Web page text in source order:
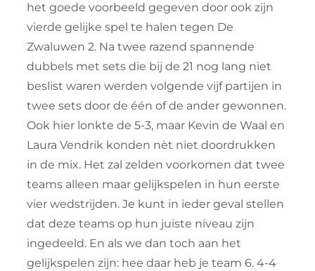
het goede voorbeeld gegeven door ook zijn
vierde gelijke spel te halen tegen De
Zwaluwen 2. Na twee razend spannende
dubbels met sets die bij de 21 nog lang niet
beslist waren werden volgende vijf partijen in
twee sets door de één of de ander gewonnen.
Ook hier lonkte de 5-3, maar Kevin de Waal en
Laura Vendrik konden nèt niet doordrukken
in de mix. Het zal zelden voorkomen dat twee
teams alleen maar gelijkspelen in hun eerste
vier wedstrijden. Je kunt in ieder geval stellen
dat deze teams op hun juiste niveau zijn
ingedeeld. En als we dan toch aan het
gelijkspelen zijn: hee daar heb je team 6. 4-4